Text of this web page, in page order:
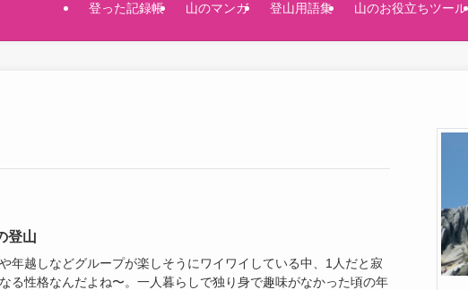
登った記録帳 山のマンガ 登山用語集 山のお役立ちツール
登山
年越しなどグループが楽しそうにワイワイしている中、1人だと寂
る性格なんだよね〜。一人暮らしで独り身で趣味がなかった頃の年